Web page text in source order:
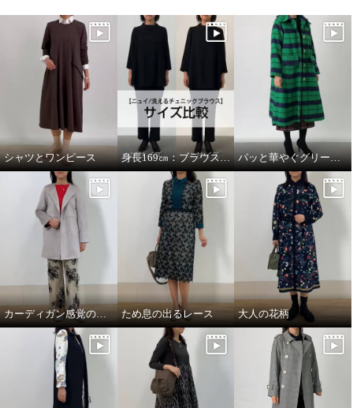
シャツとワンピース 身長169㎝：ブラウスMサイズとLサイズを着比べ パッと華やぐグリーンコート
カーディガン感覚のコート ため息の出るレース 大人の花柄